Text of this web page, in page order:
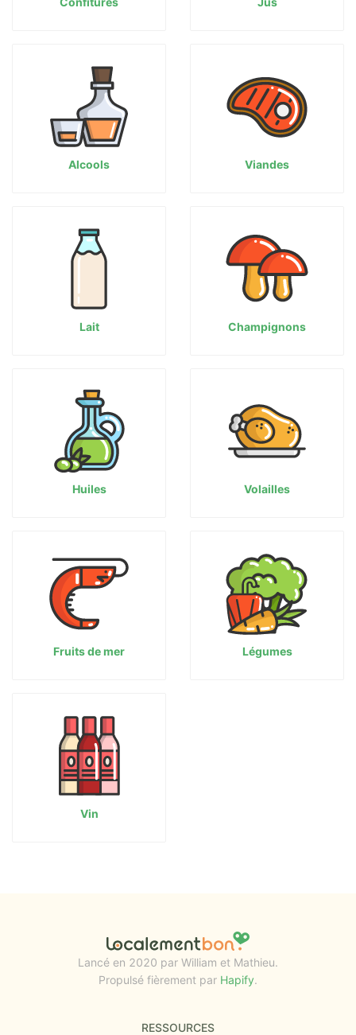
Alcools Viandes
Lait Champignons
Huiles Volailles
Fruits de mer Légumes
Vin
Lancé en 2020 par William et Mathieu.
Propulsé fièrement par Hapify.
RESSOURCES